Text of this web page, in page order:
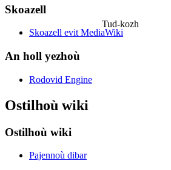
Tud-kozh
Skoazell
Skoazell evit MediaWiki
An holl yezhoù
Rodovid Engine
Ostilhoù wiki
Ostilhoù wiki
Pajennoù dibar